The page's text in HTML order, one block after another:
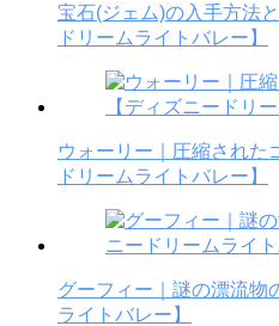
宝石(ジェム)の入手方法
ドリームライトバレー】
ウォーリー｜圧縮された
ドリームライトバレー】
グーフィー｜謎の漂流物
ライトバレー】